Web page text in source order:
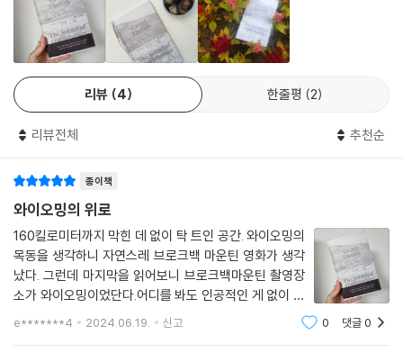
겨울은 우리 안의 장식적인 것을 모두 걷어낸다. 우리가 느끼는 상처의 일
부에서 부드러운 것이 자라기도 한다. 우리 이웃들과의 연대는, 강하든 약
하든, 연인이나 친구와의 사이처럼 강해진다. 무시하기에는 사정이 너무
다급하기 때문이다. 도로를 이탈한 픽업트럭을 타고 있는 낯선 이의 언 발
을 문질러준다. 음식 다질 때 쓰는 도구와 도끼를 이용해 수극을 열어주고
친구의 얼어붙은 수도관을 녹여주고 목동들에게 장갑과 담요를 가져다준
다. 영하 20도나 30도 아래에서는 우리가 주고받는 숨결이 눈에 보인다.
방식이다.
--- p.104
나는 조용히 건배사를 했다. “외로움과의 작별을 위해.” 하지만 속으로는
감히 내게 그런 일이 있을 수 있다고는 생각하지 않았다. 실제로 그 일이 일
어났지만 나는 준비가 되어 있지 않았다. 어떻게 이런 평화를 느낄 수 있
지? 어떻게 사랑이 우정으로 깊어질 수가 있지? 그래서 나는 얼마간은 이
니다. 작아짐으로써 우리의 세계는 더 넓어지고, 일상과 역사의 미세한 틈
으로 숨어들 수 있다. 이 과정 속에서 저자는 치유를 경험한다. 아주 천천
히, 그러나 분명하게.
“옳음의 개념은 오래전에 사라졌지만 나와 이 구시대적인 목장 공동체 사
이에서 화학 반응이 일어난 것만은 확실했다. 나는 이곳에서 사랑받고 미
움받고, 유혹하고 유혹당하고, 용납하고 용납되었다. 나는 이 안에 맞아 들
대자연이 자아내는 감동과 진솔한 통찰이 만나다
대자연 속에서 작아진 그녀의 눈에 비로소 들어오는 것들이 있다. 와이오
밍이 지나온 핏빛 역사, 대규모 목장의 생태계, 카우보이와 목동 같은 일꾼
들의 고독한 삶, 소위 ‘남자들의 세계’라고 여겨지는 서부에서 누구 못지않
게 유능하고 강인했던 여자들, 한때 미국 대지를 활보했던 인디언 부족들
리뷰 4 한줄평 2
리뷰전체 추천순
종이책
와이오밍의 위로
160킬로미터까지 막힌 데 없이 탁 트인 공간. 와이오밍의
목동을 생각하니 자연스레 브로크백 마운틴 영화가 생각
났다. 그런데 마지막을 읽어보니 브로크백마운틴 촬영장
소가 와이오밍이었단다.어디를 봐도 인공적인 게 없이 자
연과 동물만 있는 광활한 대자연에서 그 많은 시간을 보낸
e*******4 2024.06.19. 신고 0 댓글0